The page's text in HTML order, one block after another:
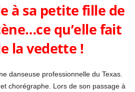
à sa petite fille de
qu’elle fait
la vedette !
danseuse professionnelle du Texas.
chorégraphe. Lors de son passage à